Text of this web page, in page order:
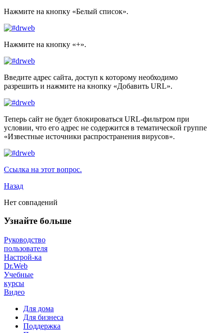
Нажмите на кнопку «Белый список».
Нажмите на кнопку «+».
Введите адрес сайта, доступ к которому необходимо
разрешить и нажмите на кнопку «Добавить URL».
Теперь сайт не будет блокироваться URL-фильтром при
условии, что его адрес не содержится в тематической группе
«Известные источники распространения вирусов».
Ссылка на этот вопрос.
Назад
Нет совпадений
Узнайте больше
Руководство
пользователя
Настрой-ка
Dr.Web
Учебные
курсы
Видео
Для дома
Для бизнеса
Поддержка